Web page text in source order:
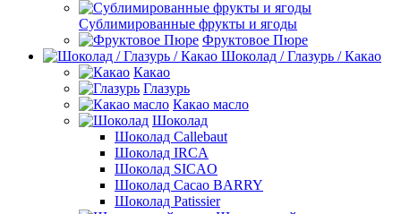
Сублимированные фрукты и ягоды
Фруктовое Пюре
Шоколад / Глазурь / Какао
Какао
Глазурь
Какао масло
Шоколад
Шоколад Callebaut
Шоколад IRCA
Шоколад SICAO
Шоколад Cacao BARRY
Шоколад Patissier